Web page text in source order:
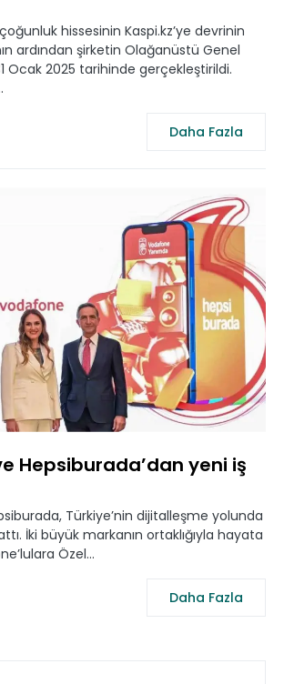
hissesinin Kaspi.kz’ye devrinin
ardından şirketin Olağanüstü Genel
Ocak 2025 tarihinde gerçekleştirildi.
Daha Fazla
Hepsiburada’dan yeni iş
Türkiye’nin dijitalleşme yolunda
İki büyük markanın ortaklığıyla hayata
Özel…
Daha Fazla